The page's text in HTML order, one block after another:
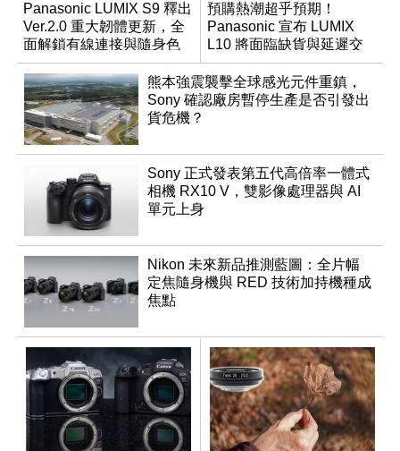
Panasonic LUMIX S9 釋出
Ver.2.0 重大韌體更新，全
面解鎖有線連接與隨身色
調編輯
預購熱潮超乎預期！
Panasonic 宣布 LUMIX
L10 將面臨缺貨與延遲交
貨時間
熊本強震襲擊全球感光元件重鎮，
Sony 確認廠房暫停生產是否引發出
貨危機？
Sony 正式發表第五代高倍率一體式
相機 RX10 V，雙影像處理器與 AI
單元上身
Nikon 未來新品推測藍圖：全片幅
定焦隨身機與 RED 技術加持機種成
焦點